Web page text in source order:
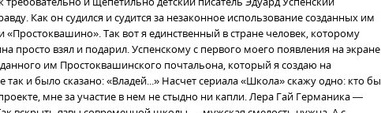
Как он судился и судится за незаконное использование созданных им
Так вот я единственный в стране человек, которому
просто взял и подарил. Успенскому с первого моего появления на экране
им Простоквашинского почтальона, который я создаю на
так и было сказано: «Владей...» Насчет сериала «Школа» скажу одно: кто бы
мне за участие в нем не стыдно ни капли. Лера Гай Германика —